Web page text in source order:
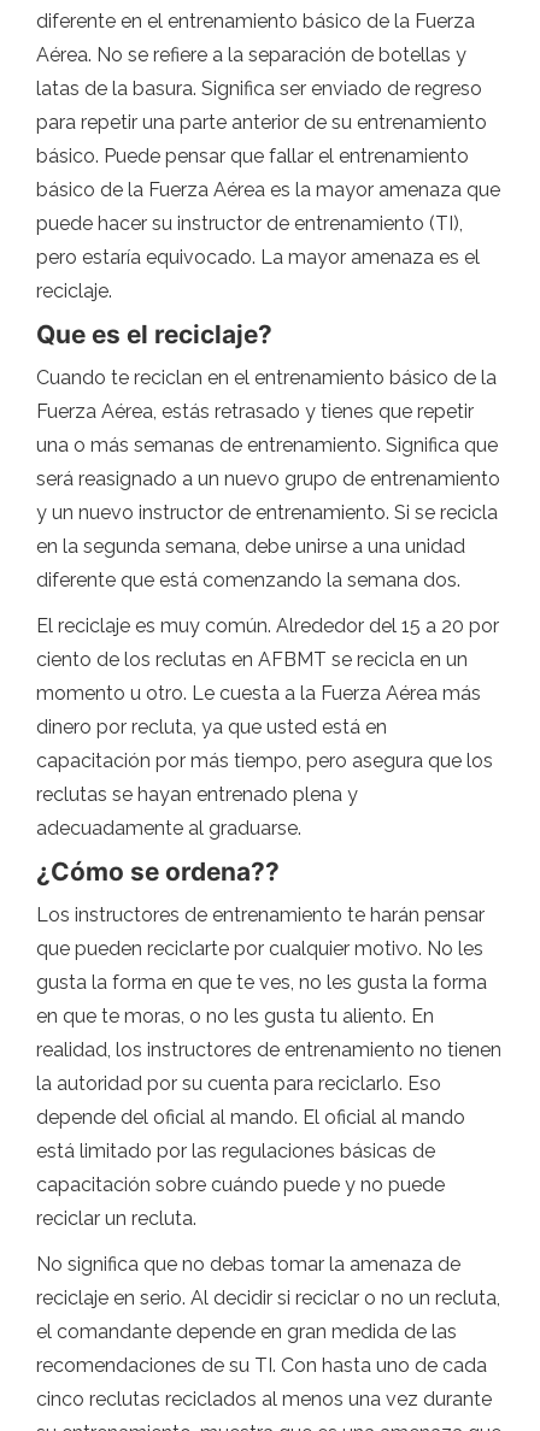
diferente en el entrenamiento básico de la Fuerza
Aérea. No se refiere a la separación de botellas y
latas de la basura. Significa ser enviado de regreso
para repetir una parte anterior de su entrenamiento
básico. Puede pensar que fallar el entrenamiento
básico de la Fuerza Aérea es la mayor amenaza que
puede hacer su instructor de entrenamiento (TI),
pero estaría equivocado. La mayor amenaza es el
reciclaje.
Que es el reciclaje?
Cuando te reciclan en el entrenamiento básico de la
Fuerza Aérea, estás retrasado y tienes que repetir
una o más semanas de entrenamiento. Significa que
será reasignado a un nuevo grupo de entrenamiento
y un nuevo instructor de entrenamiento. Si se recicla
en la segunda semana, debe unirse a una unidad
diferente que está comenzando la semana dos.
El reciclaje es muy común. Alrededor del 15 a 20 por
ciento de los reclutas en AFBMT se recicla en un
momento u otro. Le cuesta a la Fuerza Aérea más
dinero por recluta, ya que usted está en
capacitación por más tiempo, pero asegura que los
reclutas se hayan entrenado plena y
adecuadamente al graduarse.
¿Cómo se ordena??
Los instructores de entrenamiento te harán pensar
que pueden reciclarte por cualquier motivo. No les
gusta la forma en que te ves, no les gusta la forma
en que te moras, o no les gusta tu aliento. En
realidad, los instructores de entrenamiento no tienen
la autoridad por su cuenta para reciclarlo. Eso
depende del oficial al mando. El oficial al mando
está limitado por las regulaciones básicas de
capacitación sobre cuándo puede y no puede
reciclar un recluta.
No significa que no debas tomar la amenaza de
reciclaje en serio. Al decidir si reciclar o no un recluta,
el comandante depende en gran medida de las
recomendaciones de su TI. Con hasta uno de cada
cinco reclutas reciclados al menos una vez durante